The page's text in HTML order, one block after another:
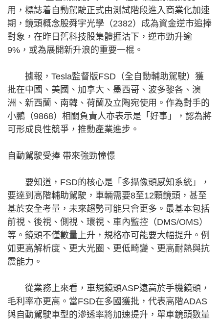
用，標誌着自動駕駛正式由測試階段進入商業化加速
期，鏡頭概念股舜宇光學（2382）成為資金逆市追捧
對象，在昨日舊科技股集體捱沽下，逆市勁升逾
9%，或為展開新升浪的重要一棍。
據報，Tesla監督版FSD（全自動輔助駕駛）獲
批在中國、美國、加拿大、墨西哥、波多黎各、澳
洲、新西蘭、南韓、荷蘭及立陶宛使用。作為對手的
小鵬（9868）相關負責人亦表示是「好事」，認為將
可形成良性競爭，推動產業進步。
自動駕駛受捧 帶來強勁憧憬
要知道，FSD的核心是「多攝像頭感知系統」，
要達到高階輔助駕駛，車輛需要8至12顆鏡頭，甚至
基於安全考量，未來趨勢可能只會更多。最基本包括
前視、後視、側視、環視、車內監控（DMS/OMS）
等。鏡頭不僅數量上升，規格亦可能要大幅提升。例
如更高解析度、更大光圈、更低畸變、更高耐熱與抗
震能力。
從業務上來看，車規鏡頭ASP遠高於手機鏡頭，
毛利率亦更高。當FSD在多國獲批，代表高階ADAS
與自動駕駛車型的滲透率將加速提升，單車鏡頭數量